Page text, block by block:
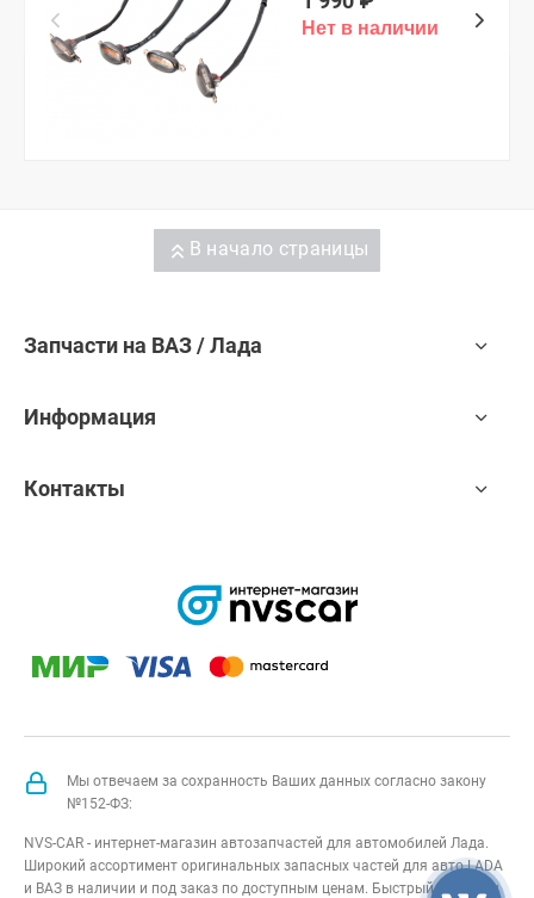
В начало страницы
Запчасти на ВАЗ / Лада
Информация
Контакты
Мы отвечаем за сохранность Ваших данных согласно закону
№152-ФЗ:
NVS-CAR - интернет-магазин автозапчастей для автомобилей Лада.
Широкий ассортимент оригинальных запасных частей для авто LADA
и ВАЗ в наличии и под заказ по доступным ценам. Быстрый подбор и